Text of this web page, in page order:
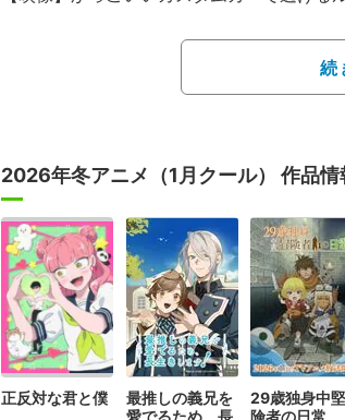
アニメ「ルパン三世」シリーズは、神出
ン三世とその仲間たちの活躍を描いたモン
て老若男女に愛されている。
続
2026年冬アニメ（1月クール） 作品情
正反対な君と僕
最推しの義兄を
愛でるため、長
29歳独身中
険者の日常